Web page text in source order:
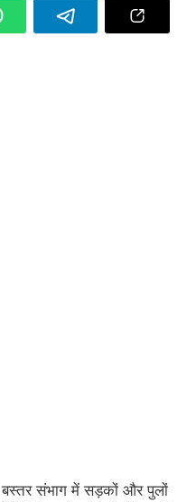
बस्तर संभाग में सड़कों और पुलों